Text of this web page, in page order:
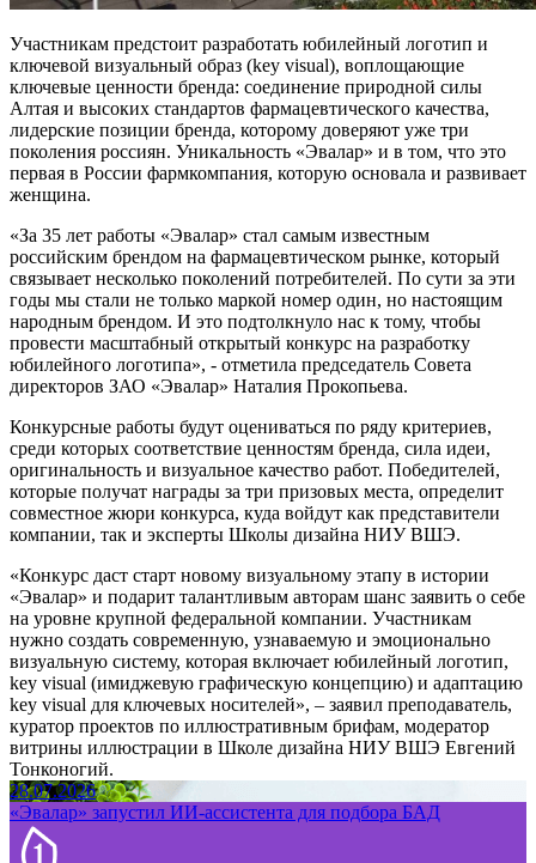
Участникам предстоит разработать юбилейный логотип и
ключевой визуальный образ (key visual), воплощающие
ключевые ценности бренда: соединение природной силы
Алтая и высоких стандартов фармацевтического качества,
лидерские позиции бренда, которому доверяют уже три
поколения россиян. Уникальность «Эвалар» и в том, что это
первая в России фармкомпания, которую основала и развивает
женщина.
«За 35 лет работы «Эвалар» стал самым известным
российским брендом на фармацевтическом рынке, который
связывает несколько поколений потребителей. По сути за эти
годы мы стали не только маркой номер один, но настоящим
народным брендом. И это подтолкнуло нас к тому, чтобы
провести масштабный открытый конкурс на разработку
юбилейного логотипа», - отметила председатель Совета
директоров ЗАО «Эвалар» Наталия Прокопьева.
Конкурсные работы будут оцениваться по ряду критериев,
среди которых соответствие ценностям бренда, сила идеи,
оригинальность и визуальное качество работ. Победителей,
которые получат награды за три призовых места, определит
совместное жюри конкурса, куда войдут как представители
компании, так и эксперты Школы дизайна НИУ ВШЭ.
«Конкурс даст старт новому визуальному этапу в истории
«Эвалар» и подарит талантливым авторам шанс заявить о себе
на уровне крупной федеральной компании. Участникам
нужно создать современную, узнаваемую и эмоционально
визуальную систему, которая включает юбилейный логотип,
key visual (имиджевую графическую концепцию) и адаптацию
key visual для ключевых носителей», – заявил преподаватель,
куратор проектов по иллюстративным брифам, модератор
витрины иллюстрации в Школе дизайна НИУ ВШЭ Евгений
Тонконогий.
28.07.2026
«Эвалар» запустил ИИ-ассистента для подбора БАД